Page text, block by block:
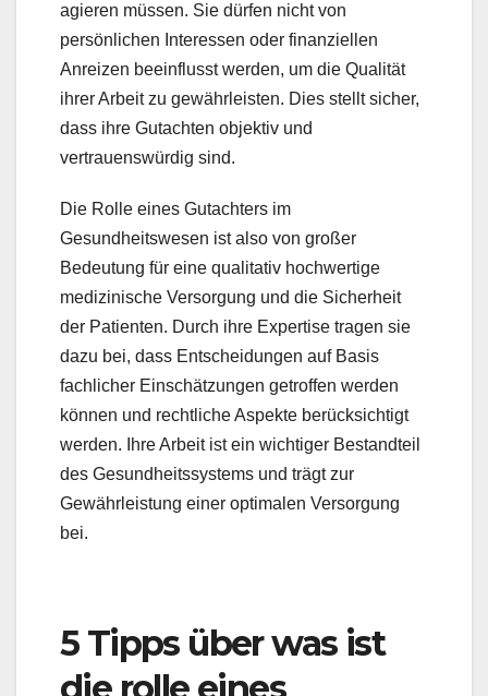
agieren müssen. Sie dürfen nicht von
persönlichen Interessen oder finanziellen
Anreizen beeinflusst werden, um die Qualität
ihrer Arbeit zu gewährleisten. Dies stellt sicher,
dass ihre Gutachten objektiv und
vertrauenswürdig sind.
Die Rolle eines Gutachters im
Gesundheitswesen ist also von großer
Bedeutung für eine qualitativ hochwertige
medizinische Versorgung und die Sicherheit
der Patienten. Durch ihre Expertise tragen sie
dazu bei, dass Entscheidungen auf Basis
fachlicher Einschätzungen getroffen werden
können und rechtliche Aspekte berücksichtigt
werden. Ihre Arbeit ist ein wichtiger Bestandteil
des Gesundheitssystems und trägt zur
Gewährleistung einer optimalen Versorgung
bei.
5 Tipps über was ist